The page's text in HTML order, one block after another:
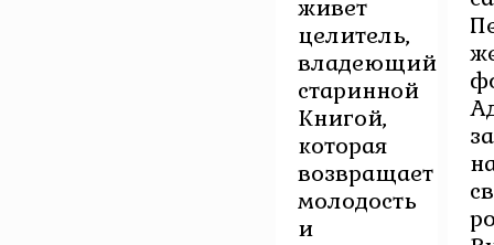
целитель,
владеющий
старинной
Книгой,
которая
возвращает
молодость
и